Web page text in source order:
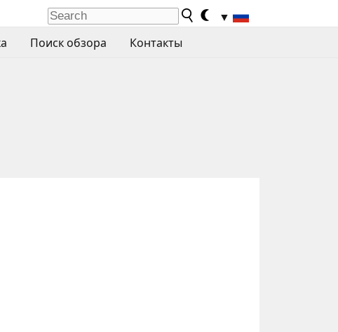
▼
Поиск обзора Контакты